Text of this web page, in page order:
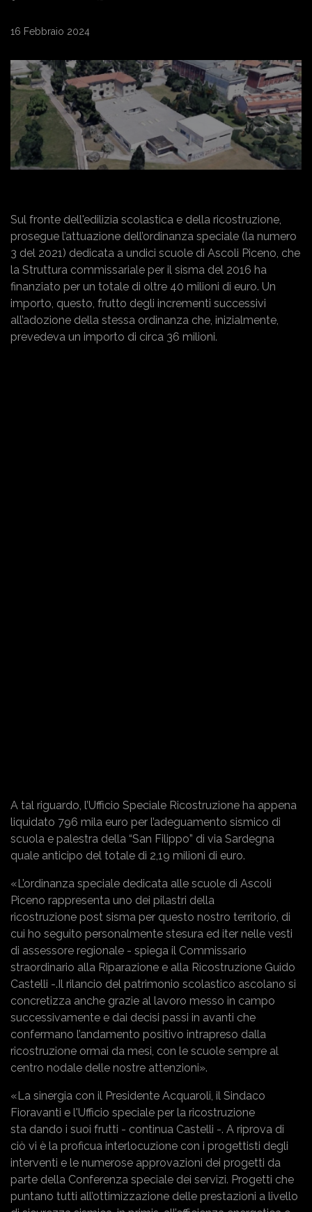
16 Febbraio 2024
Sul fronte dell'edilizia scolastica e della ricostruzione,
prosegue l’attuazione dell’ordinanza speciale (la numero
3 del 2021) dedicata a undici scuole di Ascoli Piceno, che
la Struttura commissariale per il sisma del 2016 ha
finanziato per un totale di oltre 40 milioni di euro. Un
importo, questo, frutto degli incrementi successivi
all’adozione della stessa ordinanza che, inizialmente,
prevedeva un importo di circa 36 milioni.
A tal riguardo, l’Ufficio Speciale Ricostruzione ha appena
liquidato 796 mila euro per l’adeguamento sismico di
scuola e palestra della “San Filippo” di via Sardegna
quale anticipo del totale di 2,19 milioni di euro.
«L’ordinanza speciale dedicata alle scuole di Ascoli
Piceno rappresenta uno dei pilastri della
ricostruzione post sisma per questo nostro territorio, di
cui ho seguito personalmente stesura ed iter nelle vesti
di assessore regionale - spiega il Commissario
straordinario alla Riparazione e alla Ricostruzione Guido
Castelli -.Il rilancio del patrimonio scolastico ascolano si
concretizza anche grazie al lavoro messo in campo
successivamente e dai decisi passi in avanti che
confermano l’andamento positivo intrapreso dalla
ricostruzione ormai da mesi, con le scuole sempre al
centro nodale delle nostre attenzioni».
«La sinergia con il Presidente Acquaroli, il Sindaco
Fioravanti e l'Ufficio speciale per la ricostruzione
sta dando i suoi frutti - continua Castelli -. A riprova di
ciò vi è la proficua interlocuzione con i progettisti degli
interventi e le numerose approvazioni dei progetti da
parte della Conferenza speciale dei servizi. Progetti che
puntano tutti all’ottimizzazione delle prestazioni a livello